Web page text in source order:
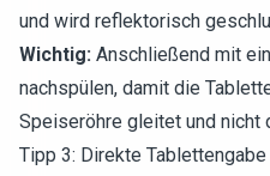
und wird reflektorisch
Wichtig: Anschließend mit
nachspülen, damit die
Speiseröhre gleitet und nicht
Tipp 3: Direkte